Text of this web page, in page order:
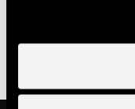
- Möglichkeit bei
Karte zu kaufen